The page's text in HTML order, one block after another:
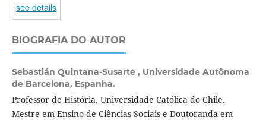
see details
BIOGRAFIA DO AUTOR
Sebastián Quintana-Susarte , Universidade Autônoma
de Barcelona, Espanha.
Professor de História, Universidade Católica do Chile.
Mestre em Ensino de Ciências Sociais e Doutoranda em